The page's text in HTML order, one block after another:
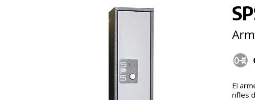
El
rifles